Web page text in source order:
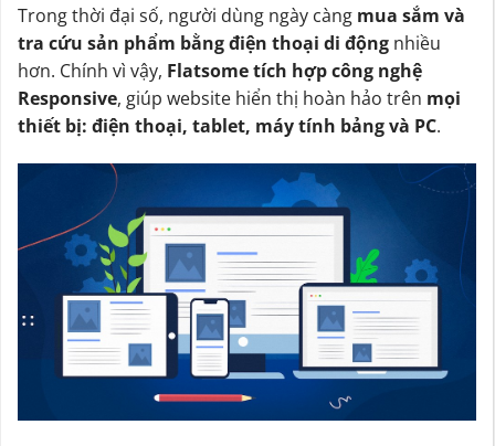
Trong thời đại số, người dùng ngày càng mua sắm và
tra cứu sản phẩm bằng điện thoại di động nhiều
hơn. Chính vì vậy, Flatsome tích hợp công nghệ
Responsive, giúp website hiển thị hoàn hảo trên mọi
thiết bị: điện thoại, tablet, máy tính bảng và PC.